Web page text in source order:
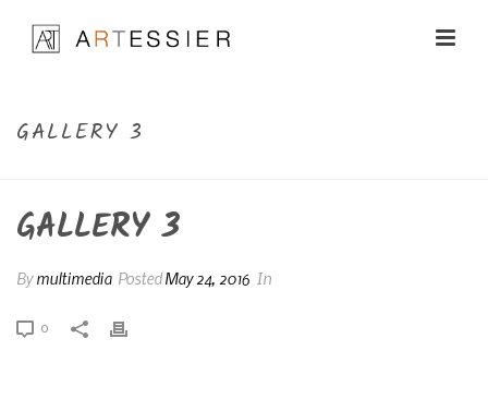
GALLERY 3
GALLERY 3
Bymultimedia PostedMay 24, 2016 In
0